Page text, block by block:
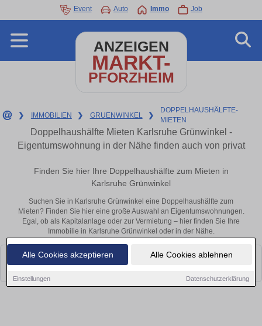
Alle Cookies akzeptieren Alle Cookies ablehnen
Einstellungen Datenschutzerklärung
Event Auto Immo Job
ANZEIGEN
MARKT-
PFORZHEIM
❯ IMMOBILIEN ❯ GRUENWINKEL ❯
DOPPELHAUSHÄLFTE-
MIETEN
Doppelhaushälfte Mieten Karlsruhe Grünwinkel -
Eigentumswohnung in der Nähe finden auch von privat
Finden Sie hier Ihre Doppelhaushälfte zum Mieten in
Karlsruhe Grünwinkel
Suchen Sie in Karlsruhe Grünwinkel eine Doppelhaushälfte zum
Mieten? Finden Sie hier eine große Auswahl an Eigentumswohnungen.
Egal, ob als Kapitalanlage oder zur Vermietung – hier finden Sie Ihre
Immobilie in Karlsruhe Grünwinkel oder in der Nähe.
Leider konnten wir derzeit keine passenden Objekte finden. Schauen Sie